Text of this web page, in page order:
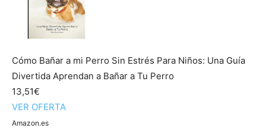
Cómo Bañar a mi Perro Sin Estrés Para Niños: Una Guía
Divertida Aprendan a Bañar a Tu Perro
13,51€
VER OFERTA
Amazon.es